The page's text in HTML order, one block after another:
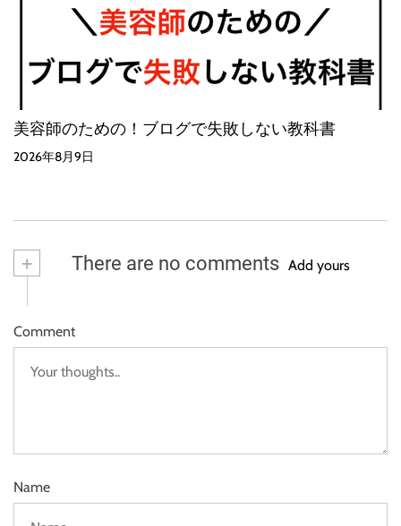
美容師のための！ブログで失敗しない教科書
2026年8月9日
+ There are no comments Add yours
Comment
Name